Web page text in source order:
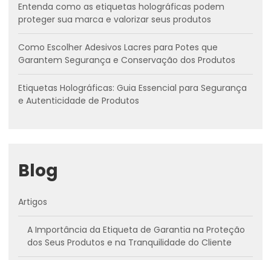
Entenda como as etiquetas holográficas podem
proteger sua marca e valorizar seus produtos
Como Escolher Adesivos Lacres para Potes que
Garantem Segurança e Conservação dos Produtos
Etiquetas Holográficas: Guia Essencial para Segurança
e Autenticidade de Produtos
Blog
Artigos
A Importância da Etiqueta de Garantia na Proteção
dos Seus Produtos e na Tranquilidade do Cliente